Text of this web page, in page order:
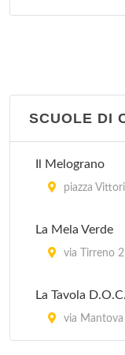
SCUOLE DI
Il Melograno
piazza
La Mela Verde
via Tirreno
La Tavola D.O.C.
via